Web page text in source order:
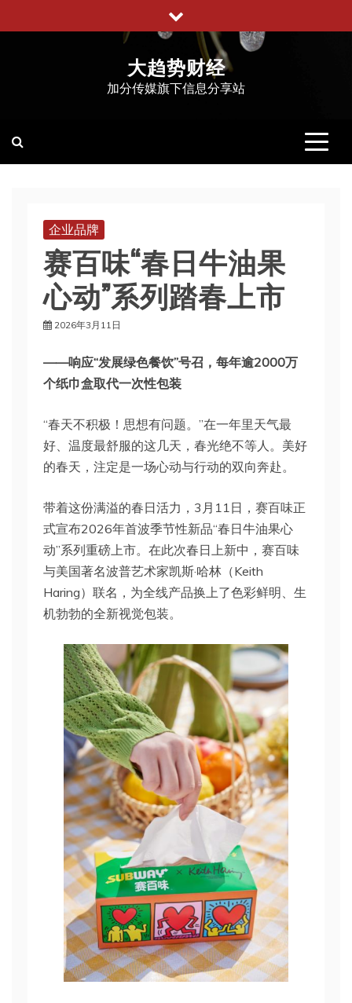
至
大趋势财经
加分传媒旗下信息分享站
企业品牌
赛百味“春日牛油果
心动”系列踏春上市
2026年3月11日
——响应“发展绿色餐饮”号召，每年逾2000万
个纸巾盒取代一次性包装
“春天不积极！思想有问题。”在一年里天气最
好、温度最舒服的这几天，春光绝不等人。美好
的春天，注定是一场心动与行动的双向奔赴。
带着这份满溢的春日活力，3月11日，赛百味正
式宣布2026年首波季节性新品“春日牛油果心
动”系列重磅上市。在此次春日上新中，赛百味
与美国著名波普艺术家凯斯·哈林（Keith
Haring）联名，为全线产品换上了色彩鲜明、生
机勃勃的全新视觉包装。